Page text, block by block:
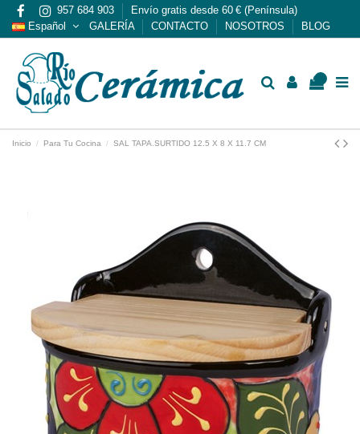
957 684 903
Envío gratis desde 60 € (Península)
Español
GALERÍA CONTACTO NOSOTROS BLOG
Inicio Para Tu Cocina SAL TAPA.SURTIDO 12.5 X 8 X 11.7 CM